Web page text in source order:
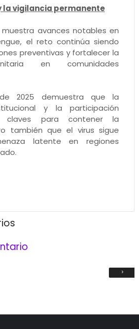
la vigilancia permanente
muestra avances notables en
el reto continúa siendo
preventivas y fortalecer la
en comunidades
2025 demuestra que la
y la participación
claves para contener la
también que el virus sigue
latente en regiones
›